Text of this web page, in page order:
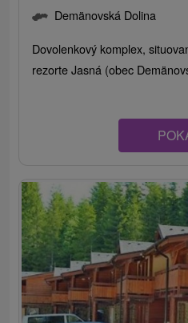
Demänovská Dolina
Dovolenkový komplex,
rezorte Jasná (obec